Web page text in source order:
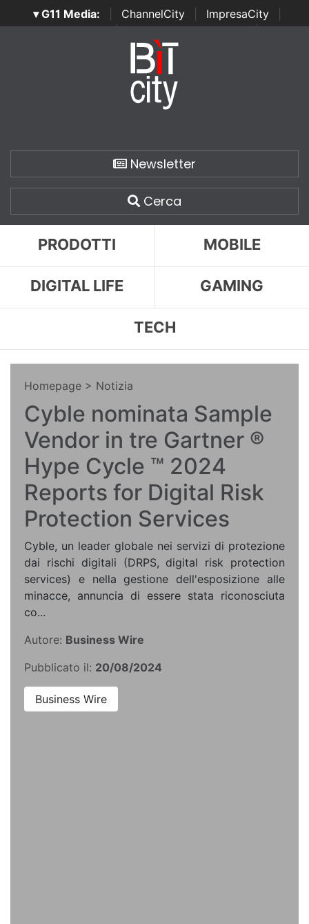
▾ G11 Media: ChannelCity ImpresaCity
SecurityOpenLab | Italian Channel Awards | Italian
Italian Security Awards
Newsletter
Cerca
PRODOTTI MOBILE
DIGITAL LIFE GAMING
TECH
Homepage > Notizia
Cyble nominata Sample
Vendor in tre Gartner ®
Hype Cycle ™ 2024
Reports for Digital Risk
Protection Services
Cyble, un leader globale nei servizi di protezione
dai rischi digitali (DRPS, digital risk protection
services) e nella gestione dell'esposizione alle
minacce, annuncia di essere stata riconosciuta
co...
Autore: Business Wire
Pubblicato il: 20/08/2024
Business Wire